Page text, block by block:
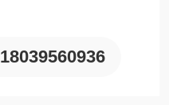
18039560936